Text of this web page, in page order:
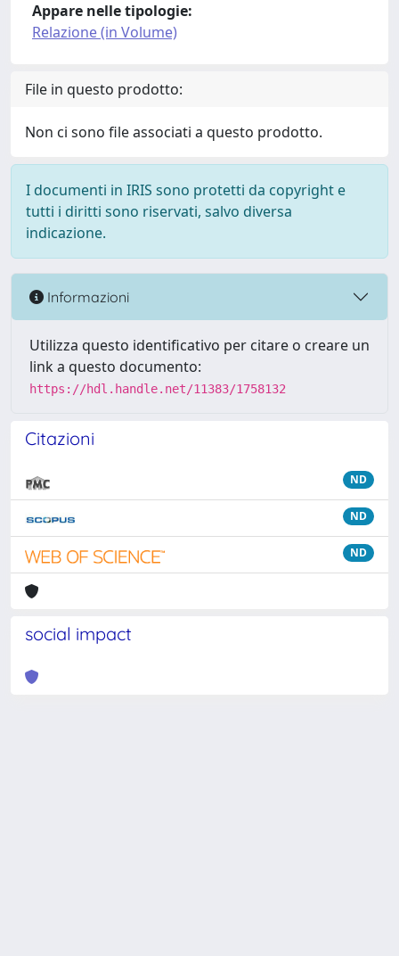
Appare nelle tipologie:
Relazione (in Volume)
File in questo prodotto:
Non ci sono file associati a questo prodotto.
I documenti in IRIS sono protetti da copyright e
tutti i diritti sono riservati, salvo diversa
indicazione.
Informazioni
Utilizza questo identificativo per citare o creare un
link a questo documento:
https://hdl.handle.net/11383/1758132
Citazioni
ND
ND
ND
social impact